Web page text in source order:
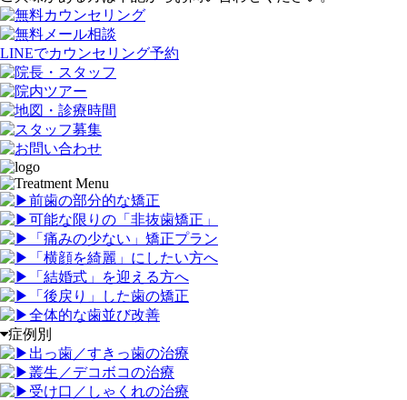
LINEでカウンセリング予約
前歯の部分的な矯正
可能な限りの「非抜歯矯正 」
「 痛みの少ない」矯正プラン
「 横顔を綺麗」にしたい方へ
「 結婚式」を迎える方へ
「 後戻り」した歯の矯正
全体的な歯並び改善
症例別
出っ歯／すきっ歯の治療
叢生／デコボコの治療
受け口／しゃくれの治療